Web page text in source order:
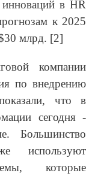
в HR
к 2025
млрд. [2]
компании
по внедрению
что в
сегодня -
Большинство
используют
которые